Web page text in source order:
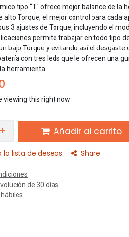
tipo “T'' ofrece mejor balance de la
alto Torque, el mejor control para cada
3 ajustes de Torque, incluyendo el
permite trabajar en todo tipo
bajo Torque y evitando así el desgaste
con tres leds que le ofrecen una
herramienta.
viewing this right now
Añadir al carrito
la lista de deseos Share
de 30 días
hábiles